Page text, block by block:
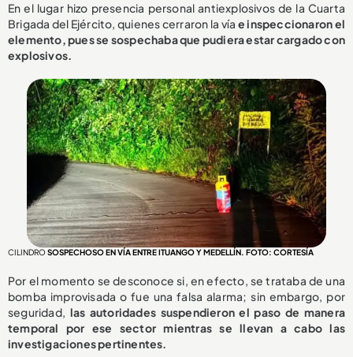
En el lugar hizo presencia personal antiexplosivos de la Cuarta
Brigada del Ejército, quienes cerraron la vía e inspeccionaron el
elemento, pues se sospechaba que pudiera estar cargado con
explosivos.
CILINDRO SOSPECHOSO EN VÍA ENTRE ITUANGO Y MEDELLÍN. FOTO: CORTESÍA
Por el momento se desconoce si, en efecto, se trataba de una
bomba improvisada o fue una falsa alarma; sin embargo, por
seguridad, las autoridades suspendieron el paso de manera
temporal por ese sector mientras se llevan a cabo las
investigaciones pertinentes.